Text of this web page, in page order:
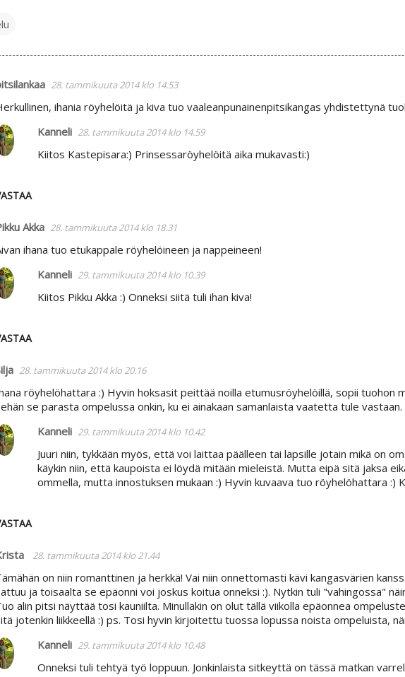
28. tammikuuta 2014 klo 14.53
ihania röyhelöitä ja kiva tuo vaaleanpunainenpitsikangas yhdistettynä
Kanneli 28. tammikuuta 2014 klo 14.59
Kiitos Kastepisara:) Prinsessaröyhelöitä aika mukavasti:)
Akka 28. tammikuuta 2014 klo 18.31
ihana tuo etukappale röyhelöineen ja nappeineen!
Kanneli 29. tammikuuta 2014 klo 10.39
Kiitos Pikku Akka :) Onneksi siitä tuli ihan kiva!
28. tammikuuta 2014 klo 20.16
röyhelöhattara :) Hyvin hoksasit peittää noilla etumusröyhelöillä, sopii tuohon
se parasta ompelussa onkin, ku ei ainakaan samanlaista vaatetta tule vastaan.
Kanneli 29. tammikuuta 2014 klo 10.42
Juuri niin, tykkään myös, että voi laittaa päälleen tai lapsille jotain mikä on
käykin niin, että kaupoista ei löydä mitään mieleistä. Mutta eipä sitä jaksa
ommella, mutta innostuksen mukaan :) Hyvin kuvaava tuo röyhelöhattara :)
28. tammikuuta 2014 klo 21.44
on niin romanttinen ja herkkä! Vai niin onnettomasti kävi kangasvärien
ja toisaalta se epäonni voi joskus koitua onneksi :). Nytkin tuli "vahingossa"
alin pitsi näyttää tosi kauniilta. Minullakin on olut tällä viikolla epäonnea
jotenkin liikkeellä :) ps. Tosi hyvin kirjoitettu tuossa lopussa noista ompeluista,
Kanneli 29. tammikuuta 2014 klo 10.48
Onneksi tuli tehtyä työ loppuun. Jonkinlaista sitkeyttä on tässä matkan